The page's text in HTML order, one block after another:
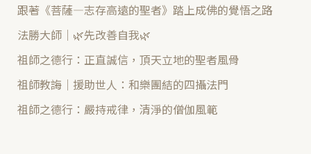
跟著《菩薩—志存高遠的聖者》踏上成佛的覺悟之路
法勝大師｜🌿先改善自我🌿
祖師之德行：正直誠信，頂天立地的聖者風骨
祖師教誨｜援助世人：和樂團結的四攝法門
祖師之德行：嚴持戒律，清淨的僧伽風範